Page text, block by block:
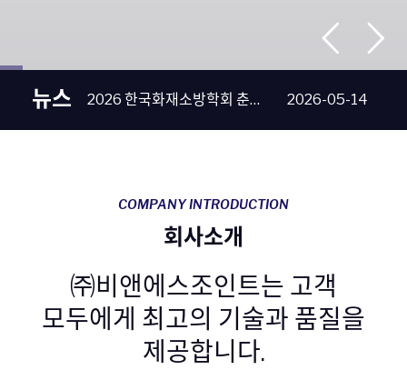
뉴스 2026 한국화재소방학회 춘계학술대회 - 소노캄 경주 2026-05-14
COMPANY INTRODUCTION
회사소개
㈜비앤에스조인트는 고객
모두에게 최고의 기술과 품질을
제공합니다.